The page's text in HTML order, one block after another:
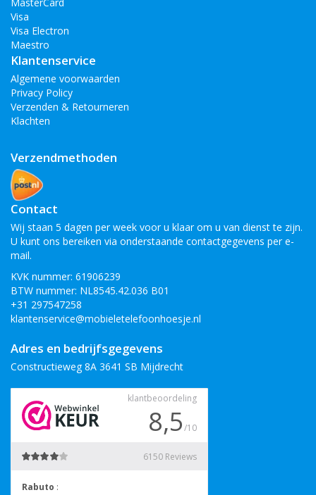
Visa
Visa Electron
Maestro
Klantenservice
Algemene voorwaarden
Privacy Policy
Verzenden & Retourneren
Klachten
Verzendmethoden
Contact
Wij staan 5 dagen per week voor u klaar om u van dienst te zijn.
U kunt ons bereiken via onderstaande contactgegevens per e-
mail.
KVK nummer: 61906239
BTW nummer: NL8545.42.036 B01
+31 297547258
klantenservice@mobieletelefoonhoesje.nl
Adres en bedrijfsgegevens
Constructieweg 8A 3641 SB Mijdrecht